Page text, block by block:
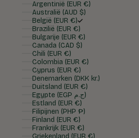
Argentinië (EUR €)
Australië (AUD $)
België (EUR €)
Brazilië (EUR €)
Bulgarije (EUR €)
Canada (CAD $)
Chili (EUR €)
Colombia (EUR €)
Cyprus (EUR €)
Denemarken (DKK kr.)
Duitsland (EUR €)
Egypte (EGP ج.م)
Estland (EUR €)
Filipijnen (PHP ₱)
Finland (EUR €)
Frankrijk (EUR €)
Griekenland (EUR €)